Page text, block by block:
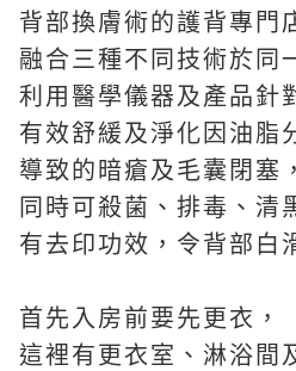
背部換膚術的護背專門
融合三種不同技術於同
利用醫學儀器及產品針
有效舒緩及淨化因油脂
導致的暗瘡及毛囊閉塞，
同時可殺菌、排毒、清
有去印功效，令背部白
首先入房前要先更衣，
這裡有更衣室、淋浴間